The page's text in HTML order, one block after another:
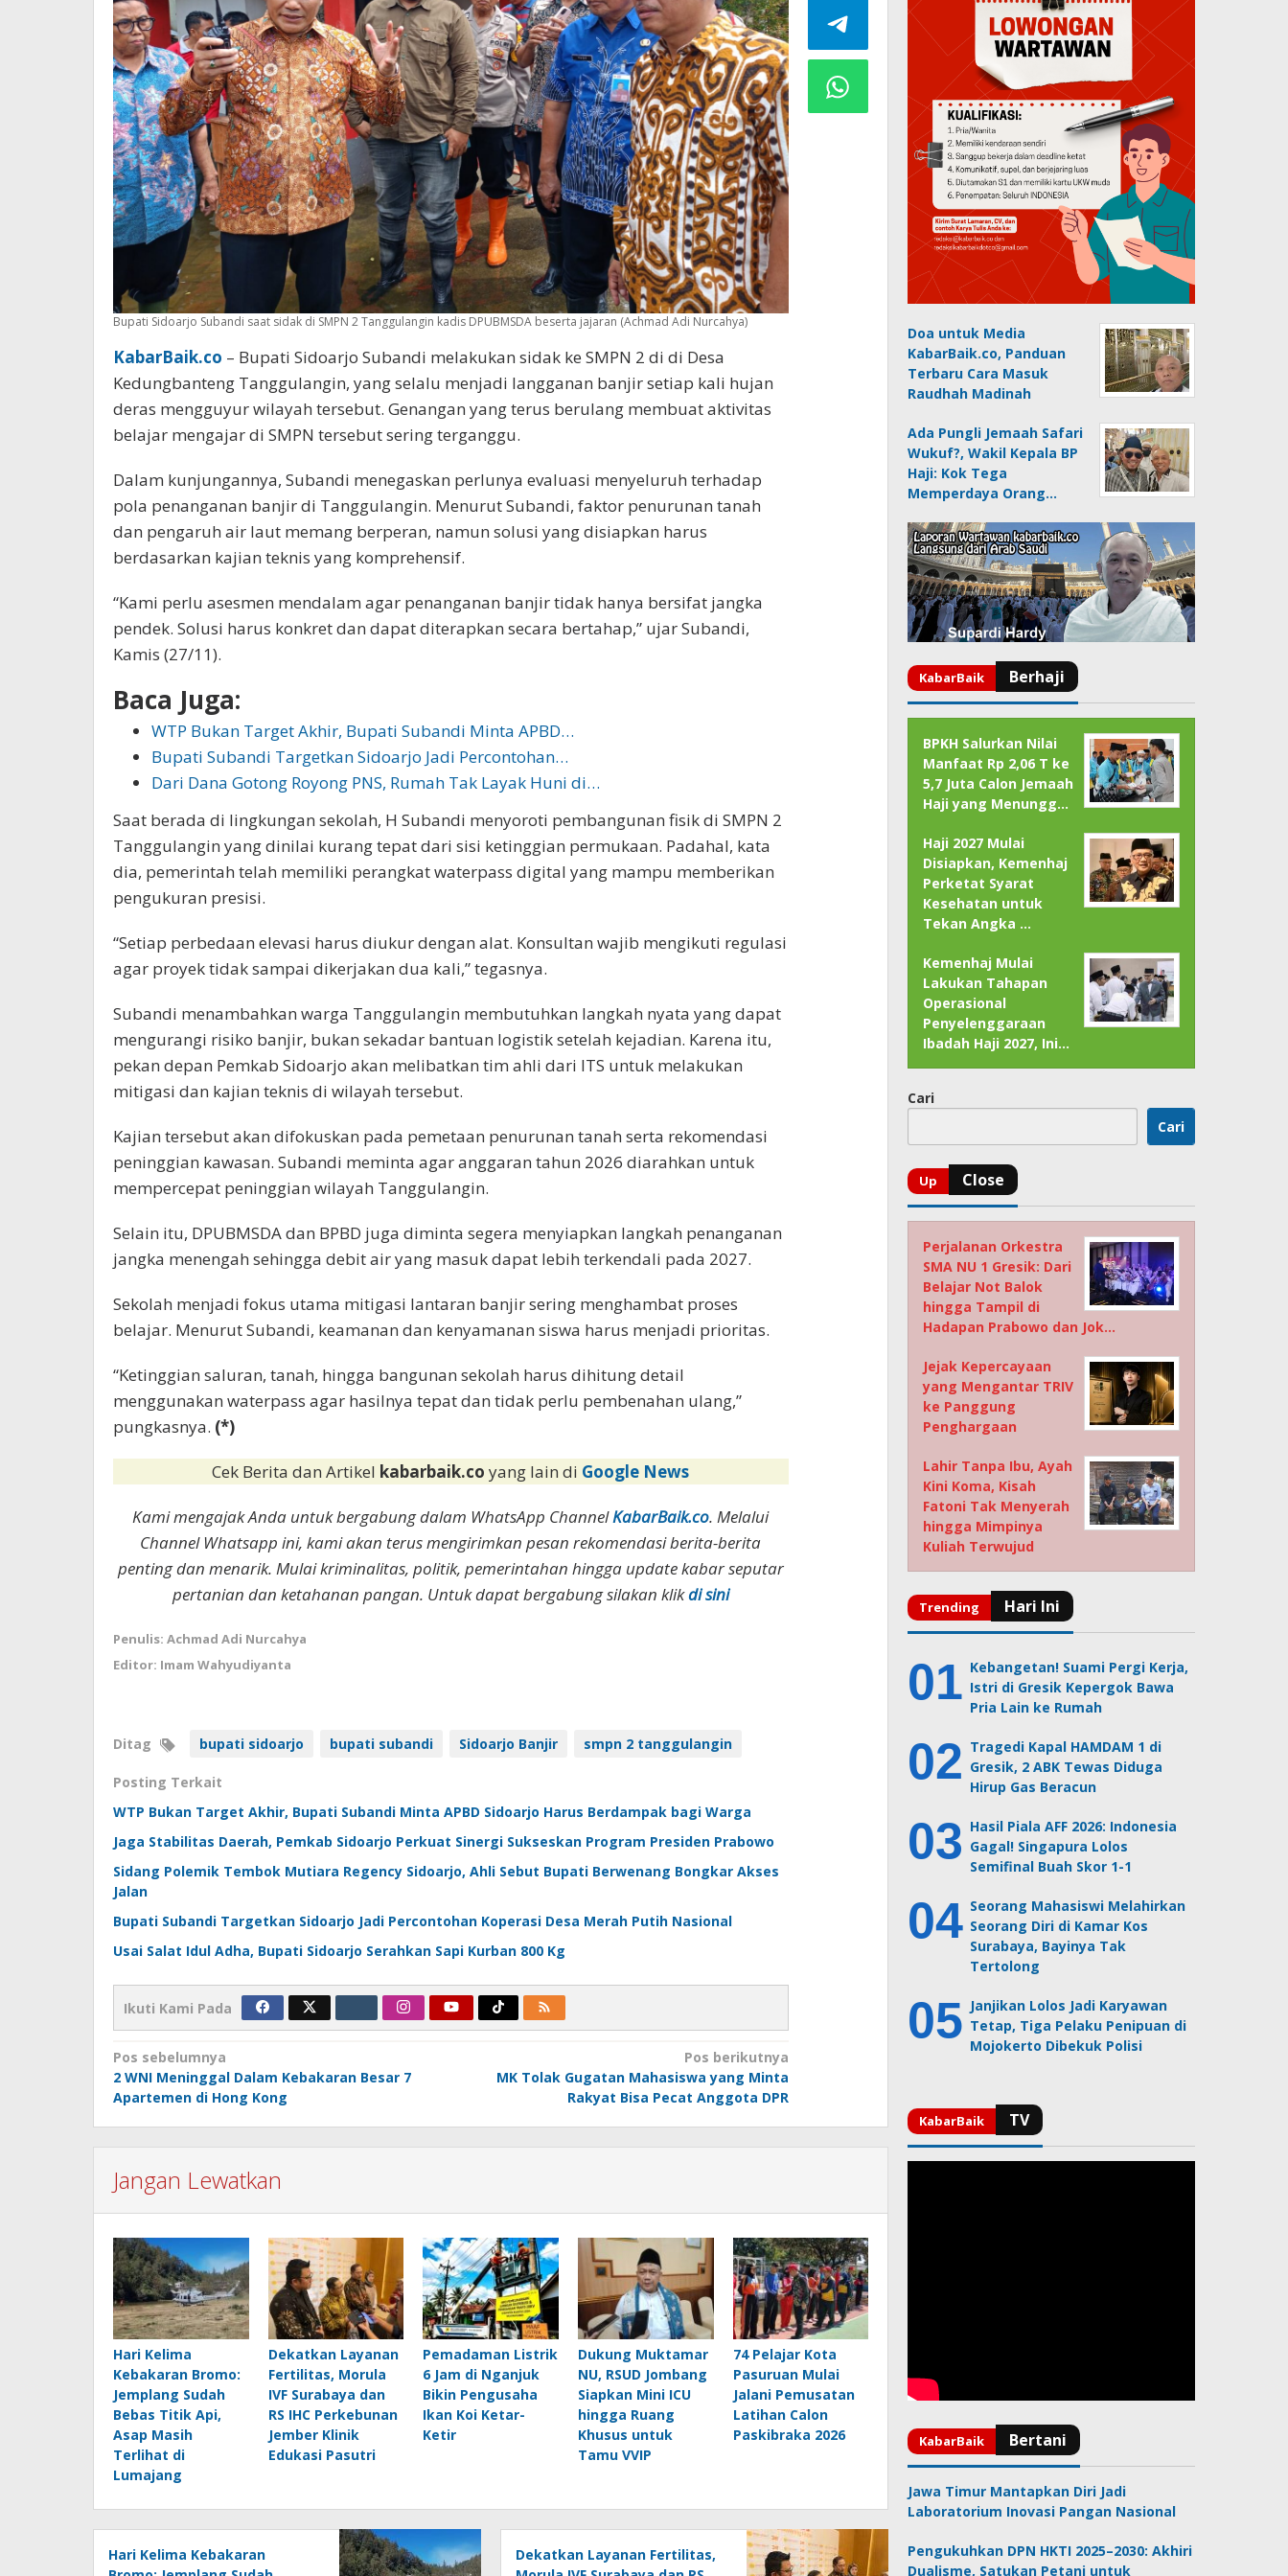
Bupati Sidoarjo Subandi saat sidak di SMPN 2 Tanggulangin kadis DPUBMSDA beserta jajaran (Achmad Adi Nurcahya)
KabarBaik.co – Bupati Sidoarjo Subandi melakukan sidak ke SMPN 2 di di Desa
Kedungbanteng Tanggulangin, yang selalu menjadi langganan banjir setiap kali hujan
deras mengguyur wilayah tersebut. Genangan yang terus berulang membuat aktivitas
belajar mengajar di SMPN tersebut sering terganggu.
Dalam kunjungannya, Subandi menegaskan perlunya evaluasi menyeluruh terhadap
pola penanganan banjir di Tanggulangin. Menurut Subandi, faktor penurunan tanah
dan pengaruh air laut memang berperan, namun solusi yang disiapkan harus
berdasarkan kajian teknis yang komprehensif.
“Kami perlu asesmen mendalam agar penanganan banjir tidak hanya bersifat jangka
pendek. Solusi harus konkret dan dapat diterapkan secara bertahap,” ujar Subandi,
Kamis (27/11).
Baca Juga:
WTP Bukan Target Akhir, Bupati Subandi Minta APBD…
Bupati Subandi Targetkan Sidoarjo Jadi Percontohan…
Dari Dana Gotong Royong PNS, Rumah Tak Layak Huni di…
Saat berada di lingkungan sekolah, H Subandi menyoroti pembangunan fisik di SMPN 2
Tanggulangin yang dinilai kurang tepat dari sisi ketinggian permukaan. Padahal, kata
dia, pemerintah telah memiliki perangkat waterpass digital yang mampu memberikan
pengukuran presisi.
“Setiap perbedaan elevasi harus diukur dengan alat. Konsultan wajib mengikuti regulasi
agar proyek tidak sampai dikerjakan dua kali,” tegasnya.
Subandi menambahkan warga Tanggulangin membutuhkan langkah nyata yang dapat
mengurangi risiko banjir, bukan sekadar bantuan logistik setelah kejadian. Karena itu,
pekan depan Pemkab Sidoarjo akan melibatkan tim ahli dari ITS untuk melakukan
mitigasi dan kajian teknis di wilayah tersebut.
Kajian tersebut akan difokuskan pada pemetaan penurunan tanah serta rekomendasi
peninggian kawasan. Subandi meminta agar anggaran tahun 2026 diarahkan untuk
mempercepat peninggian wilayah Tanggulangin.
Selain itu, DPUBMSDA dan BPBD juga diminta segera menyiapkan langkah penanganan
jangka menengah sehingga debit air yang masuk dapat lebih terkendali pada 2027.
Sekolah menjadi fokus utama mitigasi lantaran banjir sering menghambat proses
belajar. Menurut Subandi, keamanan dan kenyamanan siswa harus menjadi prioritas.
“Ketinggian saluran, tanah, hingga bangunan sekolah harus dihitung detail
menggunakan waterpass agar hasilnya tepat dan tidak perlu pembenahan ulang,”
pungkasnya. (*)
Cek Berita dan Artikel kabarbaik.coyang lain di Google News
Kami mengajak Anda untuk bergabung dalam WhatsApp ChannelKabarBaik.co. Melalui
Channel Whatsapp ini, kami akan terus mengirimkan pesan rekomendasi berita-berita
penting dan menarik. Mulai kriminalitas, politik, pemerintahan hingga update kabar seputar
pertanian dan ketahanan pangan. Untuk dapat bergabung silakan klikdi sini
Penulis: Achmad Adi Nurcahya
Editor: Imam Wahyudiyanta
Ditag bupati sidoarjo bupati subandi Sidoarjo Banjir smpn 2 tanggulangin
Posting Terkait
WTP Bukan Target Akhir, Bupati Subandi Minta APBD Sidoarjo Harus Berdampak bagi Warga
Jaga Stabilitas Daerah, Pemkab Sidoarjo Perkuat Sinergi Sukseskan Program Presiden Prabowo
Sidang Polemik Tembok Mutiara Regency Sidoarjo, Ahli Sebut Bupati Berwenang Bongkar Akses
Jalan
Bupati Subandi Targetkan Sidoarjo Jadi Percontohan Koperasi Desa Merah Putih Nasional
Usai Salat Idul Adha, Bupati Sidoarjo Serahkan Sapi Kurban 800 Kg
Ikuti Kami Pada
Navigasi
pos
Pos sebelumnya
2 WNI Meninggal Dalam Kebakaran Besar 7
Apartemen di Hong Kong
Pos berikutnya
MK Tolak Gugatan Mahasiswa yang Minta
Rakyat Bisa Pecat Anggota DPR
Jangan Lewatkan
Hari Kelima
Kebakaran Bromo:
Jemplang Sudah
Bebas Titik Api,
Asap Masih
Terlihat di
Lumajang
Dekatkan Layanan
Fertilitas, Morula
IVF Surabaya dan
RS IHC Perkebunan
Jember Klinik
Edukasi Pasutri
Pemadaman Listrik
6 Jam di Nganjuk
Bikin Pengusaha
Ikan Koi Ketar-
Ketir
Dukung Muktamar
NU, RSUD Jombang
Siapkan Mini ICU
hingga Ruang
Khusus untuk
Tamu VVIP
74 Pelajar Kota
Pasuruan Mulai
Jalani Pemusatan
Latihan Calon
Paskibraka 2026
Hari Kelima Kebakaran
Dekatkan Layanan Fertilitas,
Doa untuk Media
KabarBaik.co, Panduan
Terbaru Cara Masuk
Raudhah Madinah
Ada Pungli Jemaah Safari
Wukuf?, Wakil Kepala BP
Haji: Kok Tega
Memperdaya Orang…
BPKH Salurkan Nilai
Manfaat Rp 2,06 T ke
5,7 Juta Calon Jemaah
Haji yang Menungg…
Haji 2027 Mulai
Disiapkan, Kemenhaj
Perketat Syarat
Kesehatan untuk
Tekan Angka …
Kemenhaj Mulai
Lakukan Tahapan
Operasional
Penyelenggaraan
Ibadah Haji 2027, Ini…
Cari
Cari
Perjalanan Orkestra
SMA NU 1 Gresik: Dari
Belajar Not Balok
hingga Tampil di
Hadapan Prabowo dan Jok…
Jejak Kepercayaan
yang Mengantar TRIV
ke Panggung
Penghargaan
Lahir Tanpa Ibu, Ayah
Kini Koma, Kisah
Fatoni Tak Menyerah
hingga Mimpinya
Kuliah Terwujud
Kebangetan! Suami Pergi Kerja,
Istri di Gresik Kepergok Bawa
Pria Lain ke Rumah
Tragedi Kapal HAMDAM 1 di
Gresik, 2 ABK Tewas Diduga
Hirup Gas Beracun
Hasil Piala AFF 2026: Indonesia
Gagal! Singapura Lolos
Semifinal Buah Skor 1-1
Seorang Mahasiswi Melahirkan
Seorang Diri di Kamar Kos
Surabaya, Bayinya Tak
Tertolong
Janjikan Lolos Jadi Karyawan
Tetap, Tiga Pelaku Penipuan di
Mojokerto Dibekuk Polisi
Jawa Timur Mantapkan Diri Jadi
Laboratorium Inovasi Pangan Nasional
Pengukuhkan DPN HKTI 2025–2030: Akhiri
Dualisme, Satukan Petani untuk